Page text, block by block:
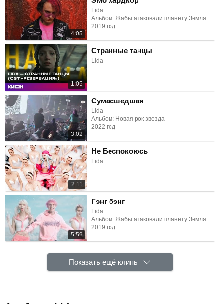
4:05
Lida
Альбом: Жабы атаковали планету Земля
2019 год
1:05
Странные танцы
Lida
3:02
Сумасшедшая
Lida
Альбом: Новая рок звезда
2022 год
2:11
Не Беспокоюсь
Lida
5:59
Гэнг бэнг
Lida
Альбом: Жабы атаковали планету Земля
2019 год
Показать ещё клипы